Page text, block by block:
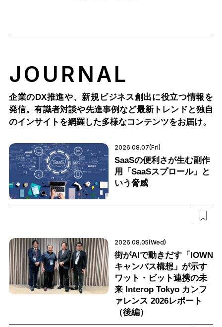
JOURNAL
企業のDX推進や、新規ビジネス創出に役立つ情報を
発信。有識者対談や先進事例など最新トレンドと独自
のインサイトを網羅した多様なコンテンツをお届け。
2026.08.07(Fri)
SaaSの便利さが生む副作
用「SaaSスプロール」と
いう脅威
2026.08.05(Wed)
街がAIで動きだす「IOWN
キャンパス構想」が示す
ワット・ビット連携の未
来 Interop Tokyo カンフ
ァレンス 2026レポート
（後編）